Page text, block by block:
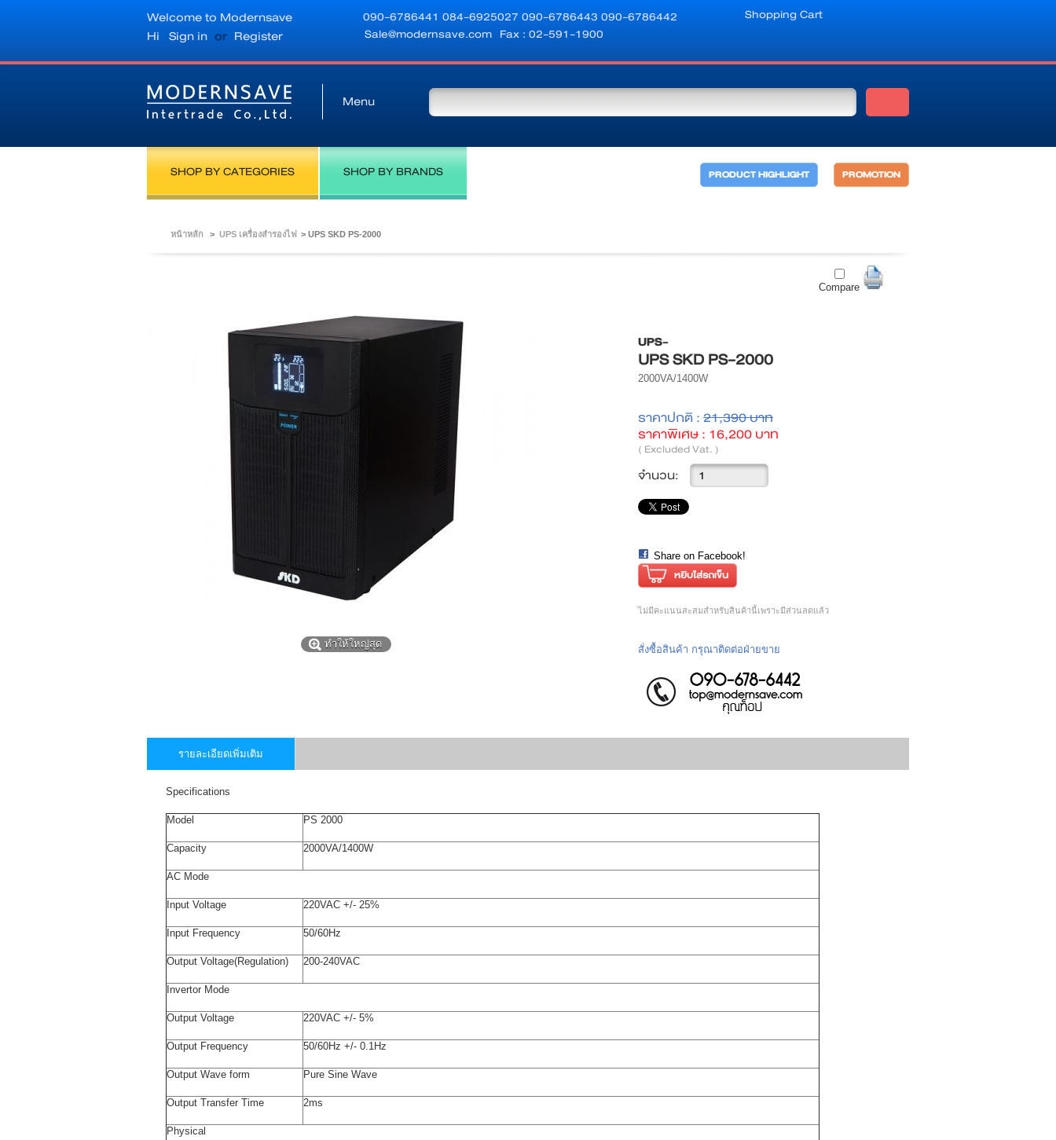
Welcome to Modernsave
Hi Sign in or Register
090-6786441084-6925027090-6786443090-6786442
Sale@modernsave.com Fax : 02-591-1900
Shopping Cart
Menu
SHOP BY CATEGORIES SHOP BY BRANDS PROMOTION
PRODUCT HIGHLIGHT
หน้าหลัก > UPS เครื่องสำรองไฟ > UPS SKD PS-2000
Compare
UPS-
UPS SKD PS-2000
2000VA/1400W
ราคาปกติ :21,390 บาท
ราคาพิเศษ : 16,200 บาท
( Excluded Vat. )
จำนวน:
Share on Facebook!
ไม่มีคะแนนสะสมสำหรับสินค้านี้เพราะมีส่วนลดแล้ว
สั่งซื้อสินค้า กรุณาติดต่อฝ่ายขาย
ทำให้ใหญ่สุด
รายละเอียดเพิ่มเติม
Specifications
Model PS 2000
Capacity 2000VA/1400W
AC Mode
Input Voltage 220VAC +/- 25%
Input Frequency 50/60Hz
Output Voltage(Regulation) 200-240VAC
Invertor Mode
Output Voltage 220VAC +/- 5%
Output Frequency 50/60Hz +/- 0.1Hz
Output Wave form Pure Sine Wave
Output Transfer Time 2ms
Physical